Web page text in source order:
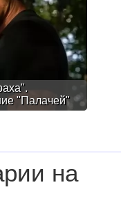
"Палачей"
на